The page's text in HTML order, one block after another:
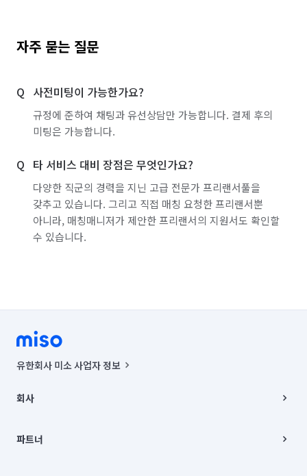
자주 묻는 질문
사전미팅이 가능한가요?
규정에 준하여 채팅과 유선상담만 가능합니다. 결제 후의
미팅은 가능합니다.
타 서비스 대비 장점은 무엇인가요?
다양한 직군의 경력을 지닌 고급 전문가 프리랜서풀을
갖추고 있습니다. 그리고 직접 매칭 요청한 프리랜서뿐
아니라, 매칭매니저가 제안한 프리랜서의 지원서도 확인할
수 있습니다.
유한회사 미소 사업자 정보
00019 |
주소 | 본사: 서울특별시 종로구 율곡로 6(중학동, 트윈트리빌딩) B동 5층
컨택센터 : 서울특별시 종로구 수송동 율곡로 24, 7층, 8층 미소
회사
채용
파트너